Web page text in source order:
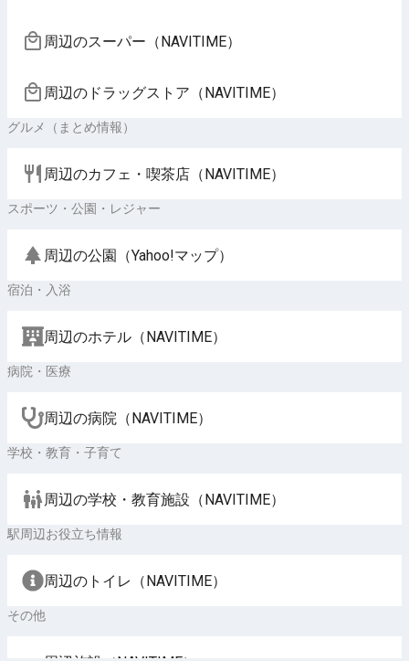
周辺のスーパー（NAVITIME）
周辺のドラッグストア（NAVITIME）
グルメ（まとめ情報）
周辺のカフェ・喫茶店（NAVITIME）
スポーツ・公園・レジャー
周辺の公園（Yahoo!マップ）
宿泊・入浴
周辺のホテル（NAVITIME）
病院・医療
周辺の病院（NAVITIME）
学校・教育・子育て
周辺の学校・教育施設（NAVITIME）
駅周辺お役立ち情報
周辺のトイレ（NAVITIME）
その他